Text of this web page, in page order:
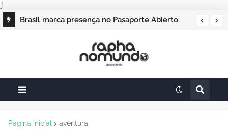
ƒ
Brasil marca presença no Pasaporte Abierto
Campos do Jordão vai sediar o Pasaporte
Página inicial aventura